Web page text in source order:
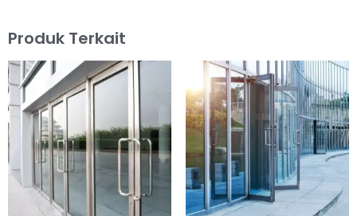
Produk Terkait